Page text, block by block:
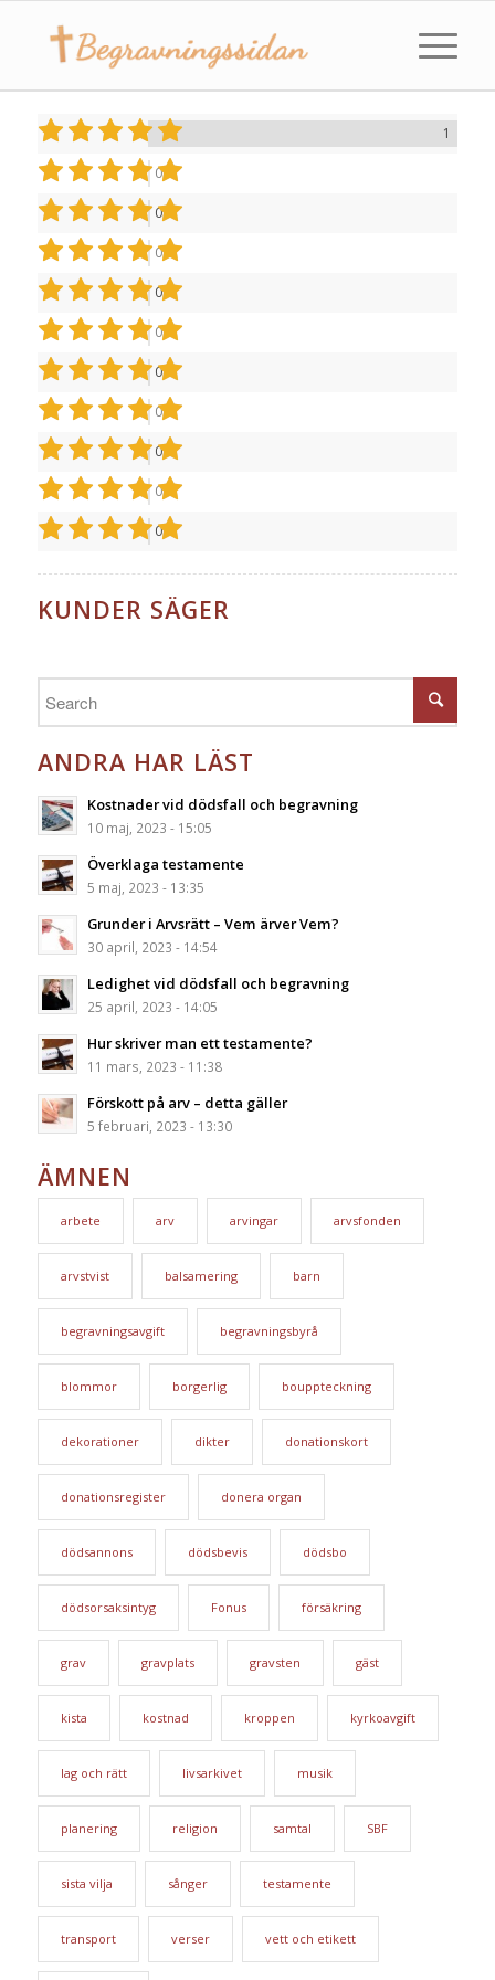
1
0
0
0
0
0
0
0
0
0
0
KUNDER SÄGER
ANDRA HAR LÄST
Kostnader vid dödsfall och begravning
10 maj, 2023 - 15:05
Överklaga testamente
5 maj, 2023 - 13:35
Grunder i Arvsrätt – Vem ärver Vem?
30 april, 2023 - 14:54
Ledighet vid dödsfall och begravning
25 april, 2023 - 14:05
Hur skriver man ett testamente?
11 mars, 2023 - 11:38
Förskott på arv – detta gäller
5 februari, 2023 - 13:30
ÄMNEN
arbete arv arvingar arvsfonden
arvstvist balsamering barn
begravningsavgift begravningsbyrå
blommor borgerlig bouppteckning
dekorationer dikter donationskort
donationsregister donera organ
dödsannons dödsbevis dödsbo
dödsorsaksintyg Fonus försäkring
grav gravplats gravsten gäst
kista kostnad kroppen kyrkoavgift
lag och rätt livsarkivet musik
planering religion samtal SBF
sista vilja sånger testamente
transport verser vett och etikett